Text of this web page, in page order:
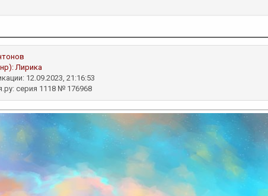
Лирика
12.09.2023, 21:16:53
серия 1118 № 176968